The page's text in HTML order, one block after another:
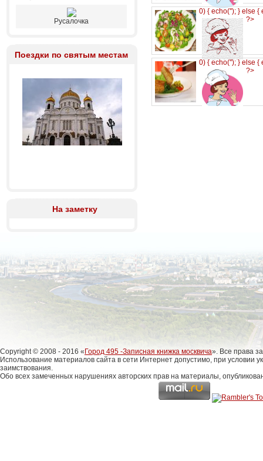
Русалочка
Поездки по святым местам
На заметку
0) { echo(''); } else {
?>
0) { echo(''); } else {
?>
Copyright © 2008 - 2016 « Город 495 -Записная книжка москвича». Все права
Использование материалов сайта в сети Интернет допустимо, при условии
заимствования.
Обо всех замеченных нарушениях авторских прав на материалы,